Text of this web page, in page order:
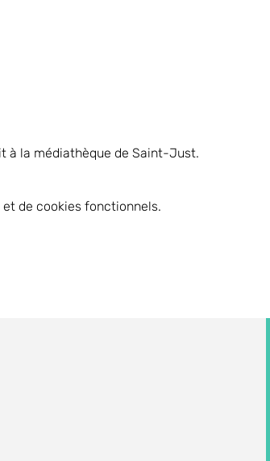
à la médiathèque de Saint-Just.
de cookies fonctionnels.